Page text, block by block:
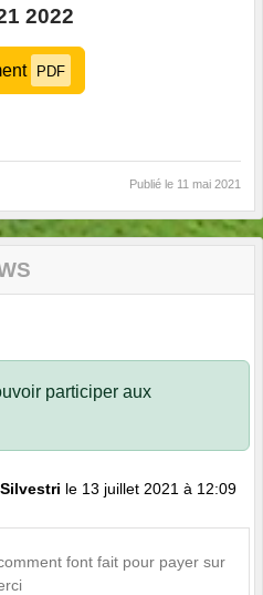
2022
PDF
Publié le 11 mai 2021
participer aux
le 13 juillet 2021 à 12:09
font fait pour payer sur